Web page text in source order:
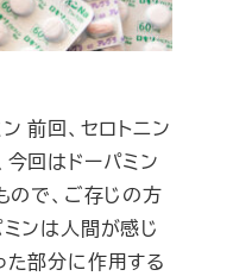
前回、セロトニン
回はドーパミン
ので、ご存じの方
ンは人間が感じ
た部分に作用する